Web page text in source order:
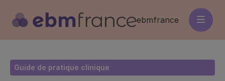
contenu
principal
ebmfrance
Guide de pratique clinique